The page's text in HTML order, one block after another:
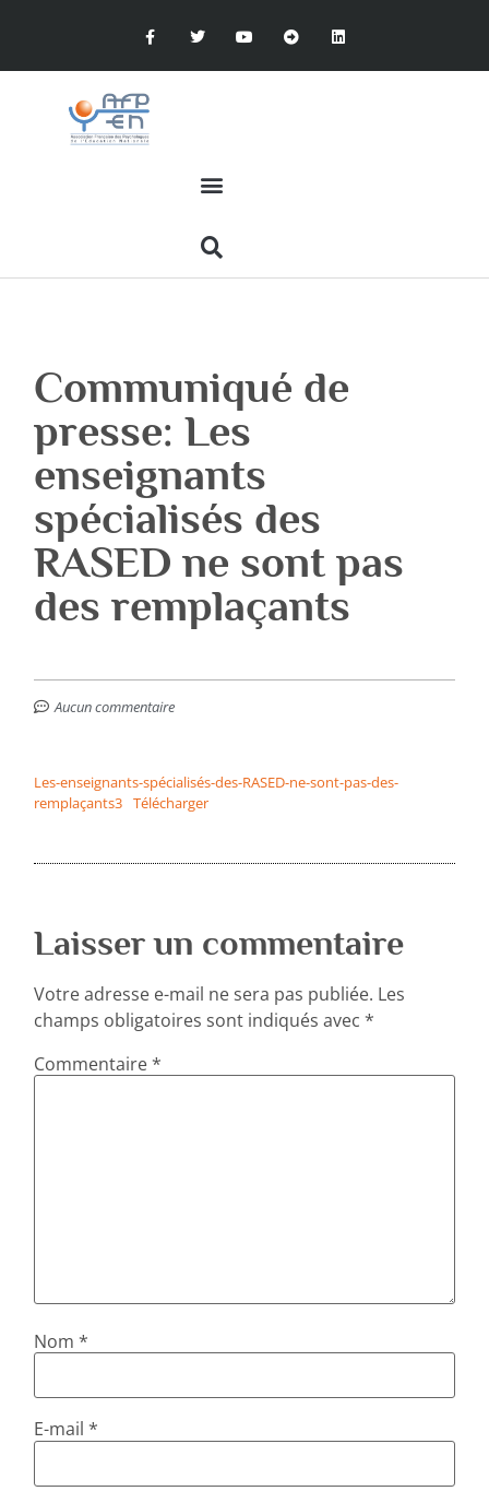
Communiqué de
presse: Les
enseignants
spécialisés des
RASED ne sont pas
des remplaçants
Aucun commentaire
Les-enseignants-spécialisés-des-RASED-ne-sont-pas-des-
remplaçants3 Télécharger
Laisser un commentaire
Votre adresse e-mail ne sera pas publiée. Les
champs obligatoires sont indiqués avec*
Commentaire*
Nom*
E-mail*